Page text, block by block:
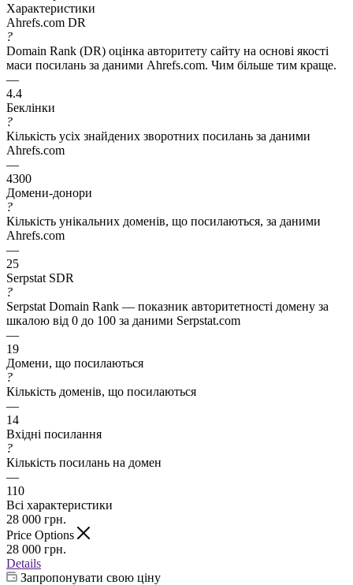
Характеристики
Ahrefs.com DR
?
Domain Rank (DR) оцінка авторитету сайту на основі якості
маси посилань за даними Ahrefs.com. Чим більше тим краще.
—
4.4
Беклінки
?
Кількість усіх знайдених зворотних посилань за даними
Ahrefs.com
—
4300
Домени-донори
?
Кількість унікальних доменів, що посилаються, за даними
Ahrefs.com
—
25
Serpstat SDR
?
Serpstat Domain Rank — показник авторитетності домену за
шкалою від 0 до 100 за даними Serpstat.com
—
19
Домени, що посилаються
?
Кількість доменів, що посилаються
—
14
Вхідні посилання
?
Кількість посилань на домен
—
110
Всі характеристики
28 000 грн.
Price Options
28 000 грн.
Details
Запропонувати свою ціну